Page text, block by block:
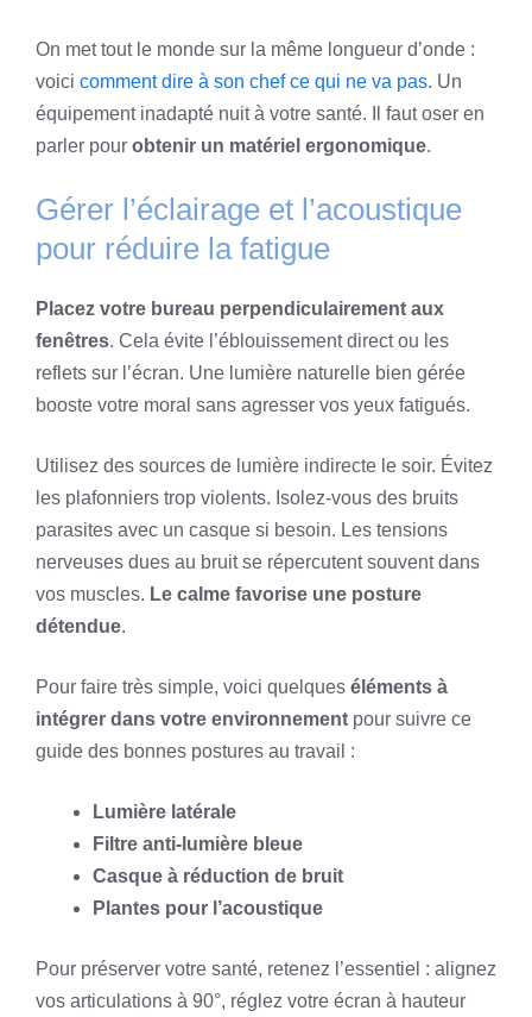
On met tout le monde sur la même longueur d’onde :
voici comment dire à son chef ce qui ne va pas. Un
équipement inadapté nuit à votre santé. Il faut oser en
parler pour obtenir un matériel ergonomique.
Gérer l’éclairage et l’acoustique
pour réduire la fatigue
Placez votre bureau perpendiculairement aux
fenêtres. Cela évite l’éblouissement direct ou les
reflets sur l’écran. Une lumière naturelle bien gérée
booste votre moral sans agresser vos yeux fatigués.
Utilisez des sources de lumière indirecte le soir. Évitez
les plafonniers trop violents. Isolez-vous des bruits
parasites avec un casque si besoin. Les tensions
nerveuses dues au bruit se répercutent souvent dans
vos muscles. Le calme favorise une posture
détendue.
Pour faire très simple, voici quelques éléments à
intégrer dans votre environnement pour suivre ce
guide des bonnes postures au travail :
Lumière latérale
Filtre anti-lumière bleue
Casque à réduction de bruit
Plantes pour l’acoustique
Pour préserver votre santé, retenez l’essentiel : alignez
vos articulations à 90°, réglez votre écran à hauteur